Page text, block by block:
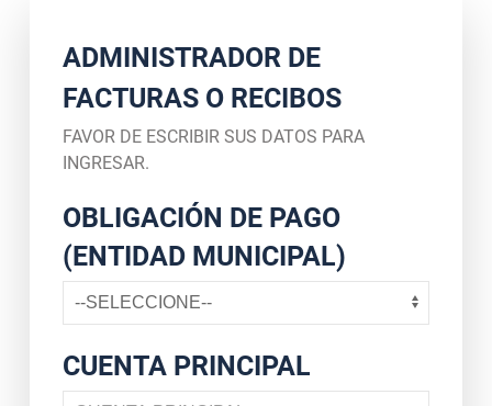
ADMINISTRADOR DE
FACTURAS O RECIBOS
FAVOR DE ESCRIBIR SUS DATOS PARA
INGRESAR.
OBLIGACIÓN DE PAGO
(ENTIDAD MUNICIPAL)
CUENTA PRINCIPAL